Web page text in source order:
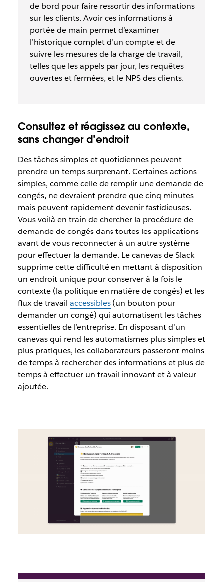
de bord pour faire ressortir des informations
sur les clients. Avoir ces informations à
portée de main permet d’examiner
l’historique complet d’un compte et de
suivre les mesures de la charge de travail,
telles que les appels par jour, les requêtes
ouvertes et fermées, et le NPS des clients.
Consultez et réagissez au contexte,
sans changer d’endroit
Des tâches simples et quotidiennes peuvent
prendre un temps surprenant. Certaines actions
simples, comme celle de remplir une demande de
congés, ne devraient prendre que cinq minutes
mais peuvent rapidement devenir fastidieuses.
Vous voilà en train de chercher la procédure de
demande de congés dans toutes les applications
avant de vous reconnecter à un autre système
pour effectuer la demande. Le canevas de Slack
supprime cette difficulté en mettant à disposition
un endroit unique pour conserver à la fois le
contexte (la politique en matière de congés) et les
flux de travail accessibles(un bouton pour
demander un congé) qui automatisent les tâches
essentielles de l’entreprise. En disposant d’un
canevas qui rend les automatismes plus simples et
plus pratiques, les collaborateurs passeront moins
de temps à rechercher des informations et plus de
temps à effectuer un travail innovant et à valeur
ajoutée.